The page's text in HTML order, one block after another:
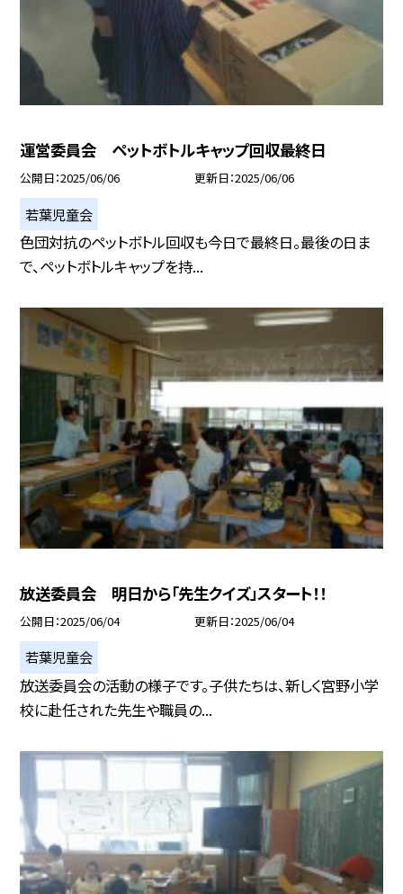
運営委員会 ペットボトルキャップ回収最終日
公開日 2025/06/06 更新日 2025/06/06
若葉児童会
色団対抗のペットボトル回収も今日で最終日。最後の日ま
で、ペットボトルキャップを持...
放送委員会 明日から「先生クイズ」スタート！！
公開日 2025/06/04 更新日 2025/06/04
若葉児童会
放送委員会の活動の様子です。子供たちは、新しく宮野小学
校に赴任された先生や職員の...